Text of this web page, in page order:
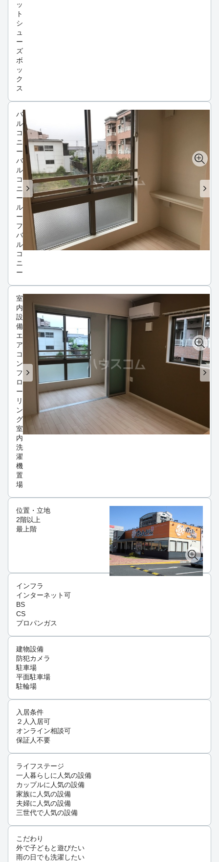
ッ
ト
シ
ュ
ー
ズ
ボ
ッ
ク
ス
バ
ル
コ
ニ
ー
バ
ル
コ
ニ
ー
ル
ー
フ
バ
ル
コ
ニ
ー
室
内
設
備
エ
ア
コ
ン
フ
ロ
ー
リ
ン
グ
室
内
洗
濯
機
置
場
位置・立地
2階以上
最上階
インフラ
インターネット可
BS
CS
プロパンガス
建物設備
防犯カメラ
駐車場
平面駐車場
駐輪場
入居条件
２人入居可
オンライン相談可
保証人不要
ライフステージ
一人暮らしに人気の設備
カップルに人気の設備
家族に人気の設備
夫婦に人気の設備
三世代で人気の設備
こだわり
外で子どもと遊びたい
雨の日でも洗濯したい